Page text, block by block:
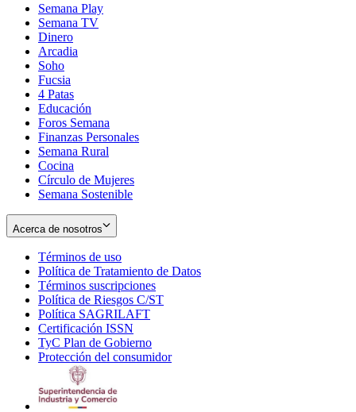
Semana Play
Semana TV
Dinero
Arcadia
Soho
in
new
window
Fucsia
in
new
window
4 Patas
Educación
Foros Semana
Finanzas Personales
Semana Rural
Cocina
Círculo de Mujeres
Semana Sostenible
Acerca de nosotros
Términos de uso
in
new
window
Política de Tratamiento de Datos
Términos suscripciones
in
Política de Riesgos C/ST
Política SAGRILAFT
new
window
Certificación ISSN
in
new
TyC Plan de Gobierno
in
Protección del consumidorOpens